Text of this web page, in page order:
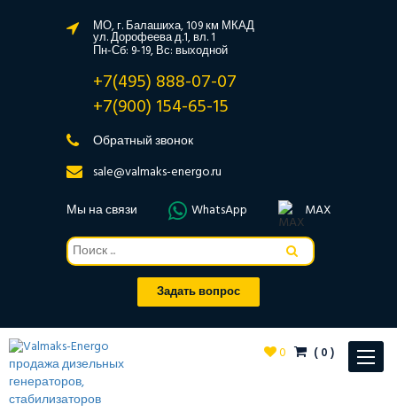
МО, г. Балашиха, 109 км МКАД
ул. Дорофеева д.1, вл. 1
Пн-Сб: 9-19, Вс: выходной
+7(495) 888-07-07
+7(900) 154-65-15
Обратный звонок
sale@valmaks-energo.ru
Мы на связи
WhatsApp MAX
Задать вопрос
Toggle
0 (0)